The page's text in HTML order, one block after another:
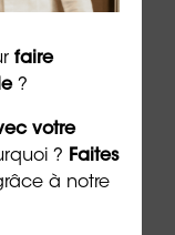
faire
?
votre
? Faites
à notre